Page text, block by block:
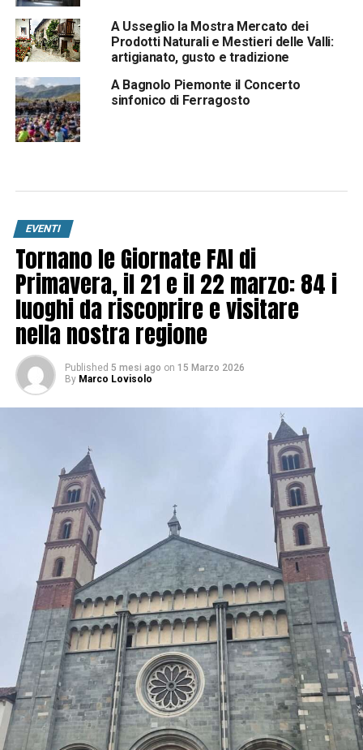
A Usseglio la Mostra Mercato dei
Prodotti Naturali e Mestieri delle Valli:
artigianato, gusto e tradizione
A Bagnolo Piemonte il Concerto
sinfonico di Ferragosto
EVENTI
Tornano le Giornate FAI di
Primavera, il 21 e il 22 marzo: 84 i
luoghi da riscoprire e visitare
nella nostra regione
Published 5 mesi ago on 15 Marzo 2026
By Marco Lovisolo